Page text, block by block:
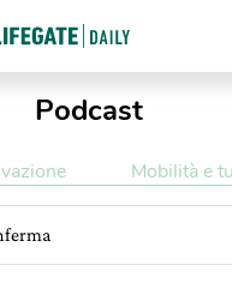
Podcast
Mobilità e